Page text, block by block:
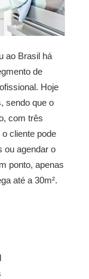
ao Brasil há
de
Hoje
sendo que o
com três
cliente pode
ou agendar o
ponto, apenas
até a 30m².